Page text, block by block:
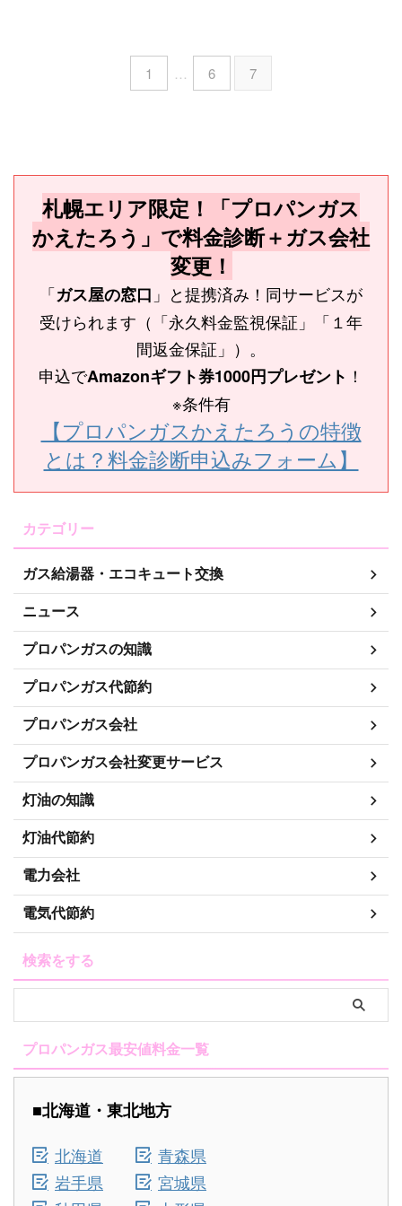
1 … 6 7
札幌エリア限定！「プロパンガス
かえたろう」で料金診断＋ガス会社
変更！
「ガス屋の窓口 」と提携済み！同サービスが
受けられます（「永久料金監視保証」「１年
間返金保証」）。
申込でAmazonギフト券1000円プレゼント ！
※条件有
【プロパンガスかえたろうの特徴
とは？料金診断申込みフォーム】
カテゴリー
ガス給湯器・エコキュート交換
ニュース
プロパンガスの知識
プロパンガス代節約
プロパンガス会社
プロパンガス会社変更サービス
灯油の知識
灯油代節約
電力会社
電気代節約
検索をする
プロパンガス最安値料金一覧
■北海道・東北地方
北海道
青森県
岩手県
宮城県